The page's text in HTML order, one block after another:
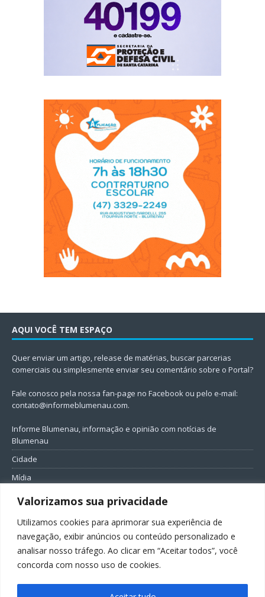
Valorizamos sua privacidade
Utilizamos cookies para aprimorar sua experiência de
navegação, exibir anúncios ou conteúdo personalizado e
analisar nosso tráfego. Ao clicar em “Aceitar todos”, você
concorda com nosso uso de cookies.
AQUI VOCÊ TEM ESPAÇO
Quer enviar um artigo, release de matérias, buscar parcerias
comerciais ou simplesmente enviar seu comentário sobre o Portal?
Fale conosco pela nossa fan-page no Facebook ou pelo e-mail:
contato@informeblumenau.com.
Informe Blumenau, informação e opinião com notícias de
Blumenau
Cidade
Mídia
Entretenimento
Política
FIQUE CONECTADO